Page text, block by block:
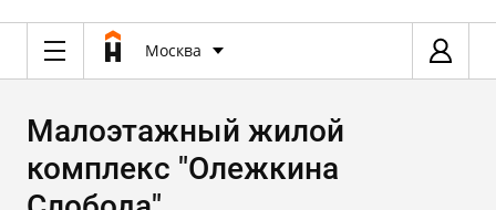
Москва
Малоэтажный жилой
комплекс "Олежкина